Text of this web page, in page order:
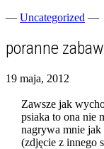
— Uncategorized —
poranne
19 maja, 2012
Zawsze jak
psiaka to ona nie
nagrywa mnie jak
(zdjęcie z innego